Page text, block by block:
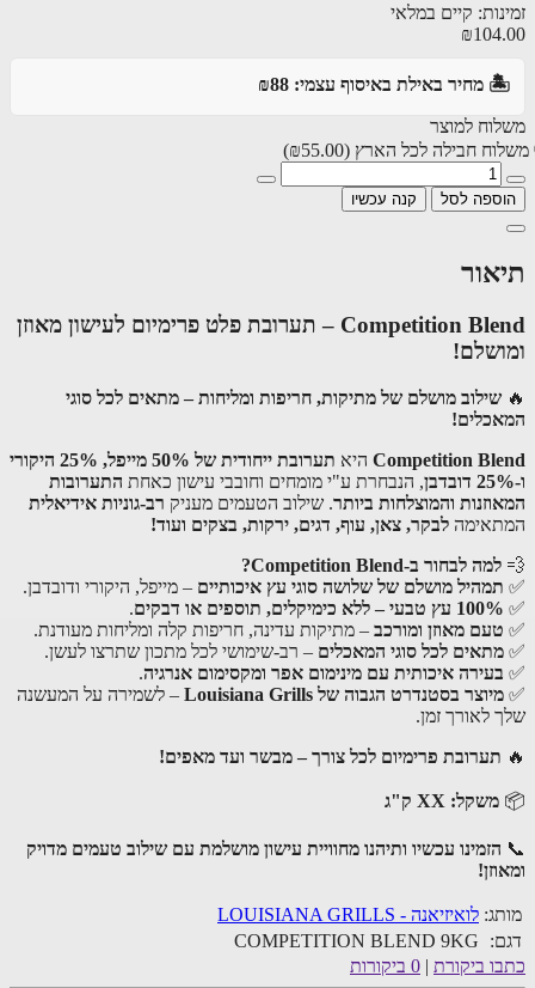
קיים במלאי
מחיר באילת באיסוף עצמי: ₪88
למוצר
חבילה לכל הארץ(₪55.00)
לסל קנה עכשיו
Competition Blend – תערובת פלט פרימיום לעישון מאוזן
שילוב מושלם של מתיקות, חריפות ומליחות – מתאים לכל סוגי
Competitionהיא
תערובת ייחודית של 50% מייפל, 25% היקורי
, הנבחרת ע"י מומחים וחובבי עישון כאחתהתערובות
והמוצלחות ביותר. שילוב הטעמים מעניקרב-גוניות אידיאלית
לבקר, צאן, עוף, דגים, ירקות, בצקים ועוד!
למה לבחור ב-Competition Blend?
תמהיל מושלם של שלושה סוגי עץ איכותיים– מייפל, היקורי ודובדבן.
100% עץ טבעי – ללא כימיקלים, תוספים או דבקים
.
טעם מאוזן ומורכב– מתיקות עדינה, חריפות קלה ומליחות מעודנת.
מתאים לכל סוגי המאכלים– רב-שימושי לכל מתכון שתרצו לעשן.
בעירה איכותית עם מינימום אפר ומקסימום אנרגיה.
מיוצר בסטנדרט הגבוה של Louisiana Grills
– לשמירה על המעשנה
לאורך זמן.
תערובת פרימיום לכל צורך – מבשר ועד מאפים!
משקל: XX ק"ג
הזמינו עכשיו ותיהנו מחוויית עישון מושלמת עם שילוב טעמים מדויק
לואיזיאנה - LOUISIANA GRILLS
COMPETITION BLEND 9KG
ביקורת|0 ביקורות